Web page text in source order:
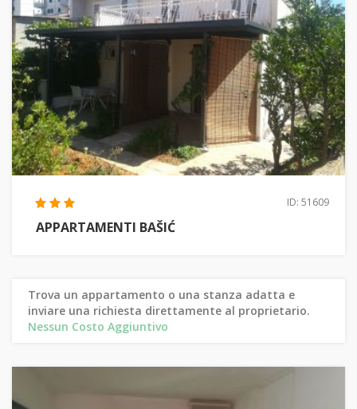
ID: 51609
APPARTAMENTI BAŠIĆ
Trova un appartamento o una stanza adatta e
inviare una richiesta direttamente al proprietario.
Nessun Costo Aggiuntivo